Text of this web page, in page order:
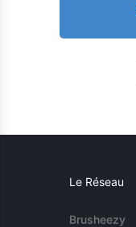
Le Réseau
Brusheezy